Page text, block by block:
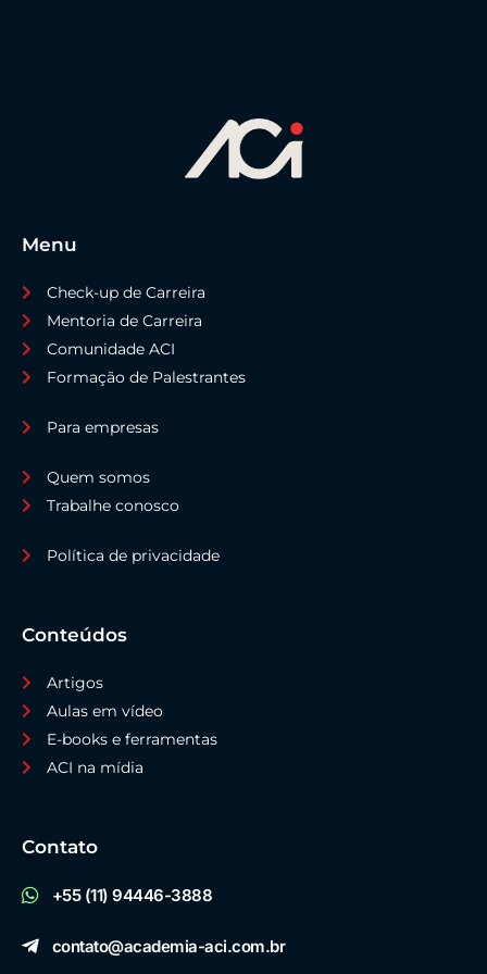
Menu
Check-up de Carreira
Mentoria de Carreira
Comunidade ACI
Formação de Palestrantes
Para empresas
Quem somos
Trabalhe conosco
Política de privacidade
Conteúdos
Artigos
Aulas em vídeo
E-books e ferramentas
ACI na mídia
Contato
+55 (11) 94446-3888
contato@academia-aci.com.br